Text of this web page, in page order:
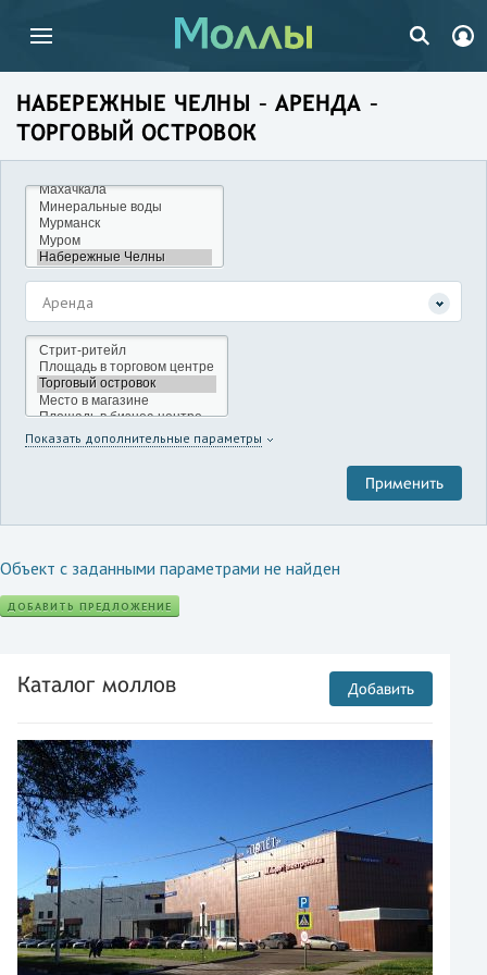
НАБЕРЕЖНЫЕ ЧЕЛНЫ – АРЕНДА –
ТОРГОВЫЙ ОСТРОВОК
Аренда
Показать дополнительные параметры
Объект с заданными параметрами не найден
ДОБАВИТЬ ПРЕДЛОЖЕНИЕ
Каталог моллов Добавить